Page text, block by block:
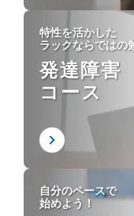
特性を活かした
ラックならではの
発達障害
コース
自分のペースで
始めよう！